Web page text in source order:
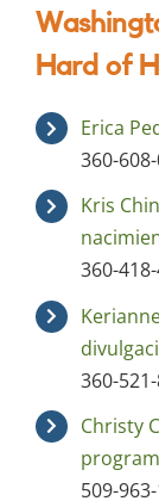
Hard of
Erica
360-
Kris
360-
360-
Christy
509-